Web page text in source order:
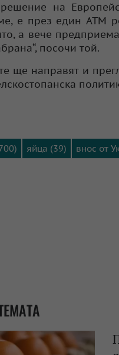
на
е през един АТМ
а вече
посочи той.
ще направят и
яйца (39) внос от